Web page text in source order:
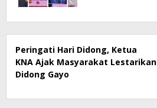
Peringati Hari Didong, Ketua
KNA Ajak Masyarakat Lestarikan
Didong Gayo